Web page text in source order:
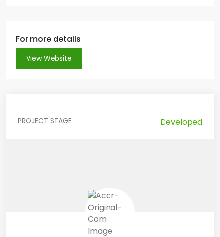
For more details
View Website
PROJECT STAGE Developed